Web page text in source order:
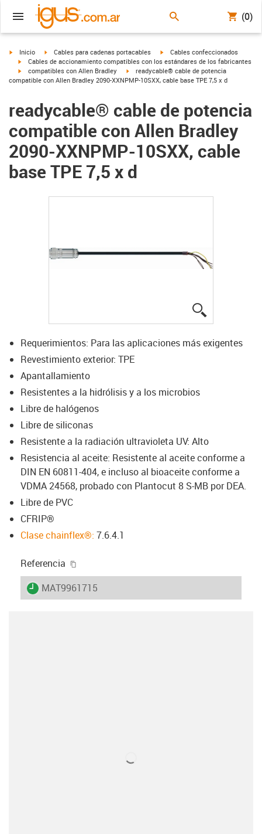
(0)
igus-icon-arrow-right
Inicio igus-icon-arrow-right
Cables para cadenas portacables igus-icon-arrow-right
Cables confeccionados
igus-icon-arrow-right
Cables de accionamiento compatibles con los estándares de los fabricantes
igus-icon-arrow-right
compatibles con Allen Bradley igus-icon-arrow-right
readycable® cable de potencia
compatible con Allen Bradley 2090-XXNPMP-10SXX, cable base TPE 7,5 x d
readycable® cable de potencia
compatible con Allen Bradley
2090-XXNPMP-10SXX, cable
base TPE 7,5 x d
Requerimientos: Para las aplicaciones más exigentes
Revestimiento exterior: TPE
Apantallamiento
Resistentes a la hidrólisis y a los microbios
Libre de halógenos
Libre de siliconas
Resistente a la radiación ultravioleta UV: Alto
Resistencia al aceite: Resistente al aceite conforme a
DIN EN 60811-404, e incluso al bioaceite conforme a
VDMA 24568, probado con Plantocut 8 S-MB por DEA.
Libre de PVC
CFRIP®
Clase chainflex®: 7.6.4.1
Referencia
igus-icon-lieferzeit
MAT9961715